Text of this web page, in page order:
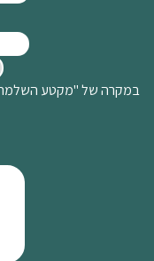
במקרה של "מקטע